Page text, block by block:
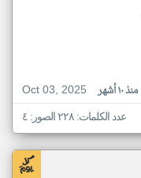
Oct 03, 2025
منذ ١٠ أشهر
عدد الكلمات: ٢٢٨ الصور: ٤